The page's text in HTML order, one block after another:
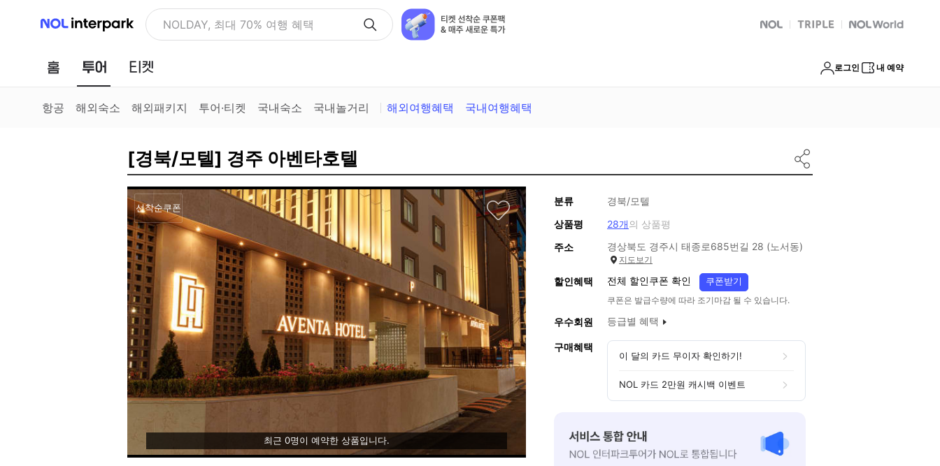
NOL 인터파크 NOLDAY, 최대 70% 여행 혜택 NOL 트리플 Global Interpark
홈 투어 로그인 내 예약
항공 해외숙소 해외패키지 투어·티켓 국내숙소 국내놀거리 해외여행혜택 국내여행혜택
[경북/모텔] 경주 아벤타호텔
선착순쿠폰
최근 0명이 예약한 상품입니다.
분류
경북/모텔
상품평
28개의 상품평
주소
경상북도 경주시 태종로685번길 28 (노서동)
지도보기
할인혜택 전체 할인쿠폰 확인 쿠폰받기
쿠폰은 발급수량에 따라 조기마감 될 수 있습니다.
우수회원 등급별 혜택
구매혜택
이 달의 카드 무이자 확인하기!
NOL 카드 2만원 캐시백 이벤트